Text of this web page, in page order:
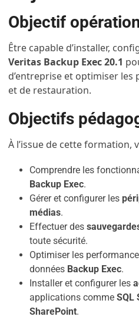
Objectif
Être capable d’installer,
Veritas Backup Exec 20.1
d’entreprise et optimiser les
et de restauration.
Objectifs
À l’issue de cette formation,
Comprendre les
Backup Exec.
Gérer et configurer les
médias.
Effectuer des
toute sécurité.
Optimiser les
données Backup Exec.
Installer et configurer les
applications commeSQL
SharePoint.